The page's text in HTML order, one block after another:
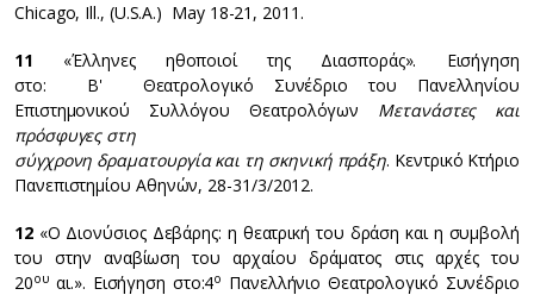
Chicago, Ill., (U.S.A.) May 18-21, 2011.
11 «Έλληνες ηθοποιοί της Διασποράς». Εισήγηση
στο: Β' Θεατρολογικό Συνέδριο του Πανελληνίου
Επιστημονικού Συλλόγου Θεατρολόγων Μετανάστες και
πρόσφυγες στη
σύγχρονη δραματουργία και τη σκηνική πράξη. Κεντρικό Κτήριο
Πανεπιστημίου Αθηνών, 28-31/3/2012.
12«Ο Διονύσιος Δεβάρης: η θεατρική του δράση και η συμβολή
του στην αναβίωση του αρχαίου δράματος στις αρχές του
20ου αι.». Εισήγηση στο:4ο Πανελλήνιο Θεατρολογικό Συνέδριο